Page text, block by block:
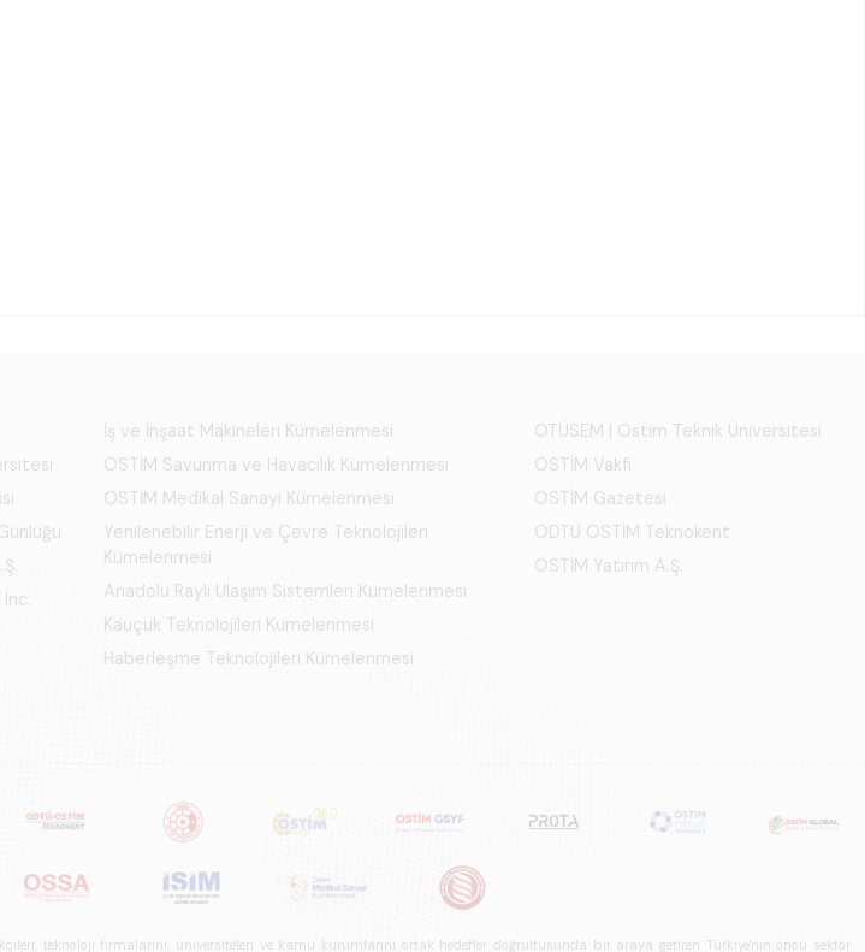
İş ve İnşaat Makineleri Kümelenmesi
OSTİM Savunma ve Havacılık Kümelenmesi
OSTİM Medikal Sanayi Kümelenmesi
Yenilenebilir Enerji ve Çevre Teknolojileri
Kümelenmesi
Anadolu Raylı Ulaşım Sistemleri Kümelenmesi
Kauçuk Teknolojileri Kümelenmesi
Haberleşme Teknolojileri Kümelenmesi
OTÜSEM | Ostim Teknik Üniversitesi
OSTİM Vakfı
OSTİM Gazetesi
ODTÜ OSTİM Teknokent
OSTİM Yatırım A.Ş.
teknoloji firmalarını, üniversiteleri ve kamu kurumlarını ortak hedefler doğrultusunda bir araya getiren Türkiye'nin öncü sektör